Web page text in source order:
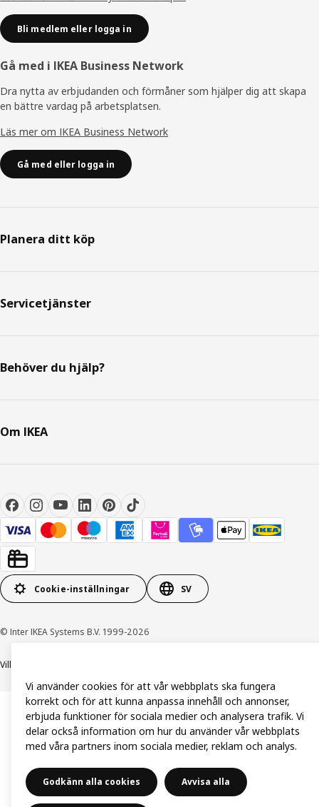
Bli medlem eller logga in
Gå med i IKEA Business Network
Dra nytta av erbjudanden och förmåner som hjälper dig att skapa
en bättre vardag på arbetsplatsen.
Läs mer om IKEA Business Network
Gå med eller logga in
Planera ditt köp
Servicetjänster
Behöver du hjälp?
Om IKEA
Cookie-inställningar SV
© Inter IKEA Systems B.V. 1999-2026
Villkor
Vi använder cookies för att vår webbplats ska fungera
korrekt och för att kunna anpassa innehåll och annonser,
erbjuda funktioner för sociala medier och analysera trafik. Vi
delar också information om hur du använder vår webbplats
med våra partners inom sociala medier, reklam och analys.
Godkänn alla cookies Avvisa alla